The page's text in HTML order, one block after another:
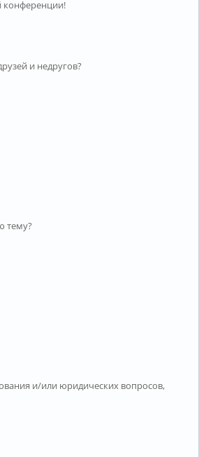
конференции!
и недругов?
тему?
и/или юридических вопросов,